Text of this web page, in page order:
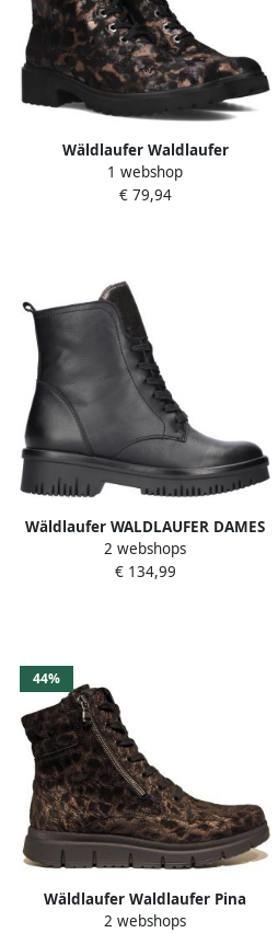
Wäldlaufer Waldlaufer
Enkellaarsjes Dames Laarzen
Damesschoenen Leer
1 webshop
€ 79,94
Wäldlaufer WALDLAUFER DAMES
BOOTS ZWART 934806 203 771 H
ALEA VEGA SHINE SCHWARZ
2 webshops
€ 134,99
44%
Wäldlaufer Waldlaufer Pina
Veterboots Bruin
2 webshops